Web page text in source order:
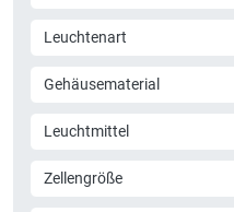
Leuchtenart
Gehäusematerial
Leuchtmittel
Zellengröße